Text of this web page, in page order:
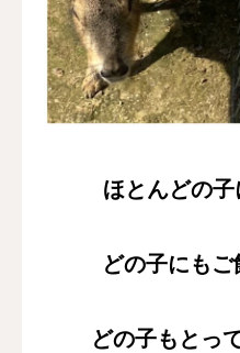
ほとんどの子
どの子にも
どの子もとっ